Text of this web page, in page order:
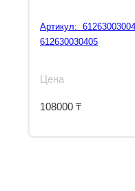
Артикул:
612630030405
Цена
108000 ₸